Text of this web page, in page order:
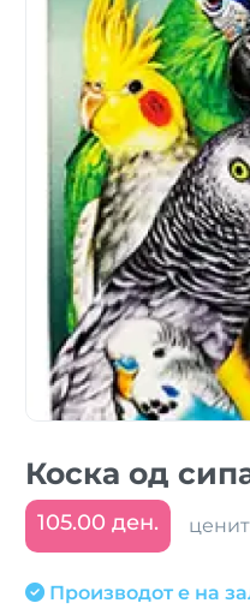
Коска од
105.00 ден.
Производот е на